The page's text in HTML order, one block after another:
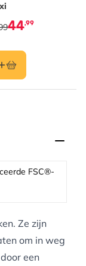
44,99
FSC®-
Ze zijn
om in weg
een